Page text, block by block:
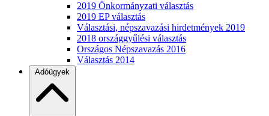
2019 Önkormányzati választás
2019 EP választás
Választási, népszavazási hirdetmények 2019
2018 országgyűlési választás
Országos Népszavazás 2016
Választás 2014
Adóügyek